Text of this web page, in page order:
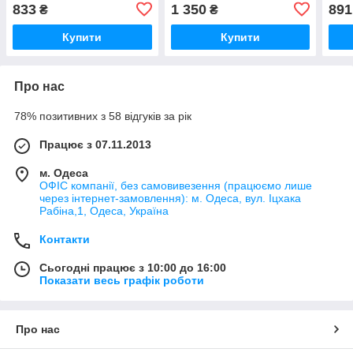
833 ₴
Купити
1 350₴
Купити
891
Про нас
78% позитивних з 58 відгуків за рік
Працює з 07.11.2013
м. Одеса
ОФІС компанії, без самовивезення (працюємо лише
через інтернет-замовлення): м. Одеса, вул. Іцхака
Рабіна,1, Одеса, Україна
Контакти
Сьогодні працює з 10:00 до 16:00
Показати весь графік роботи
Про нас